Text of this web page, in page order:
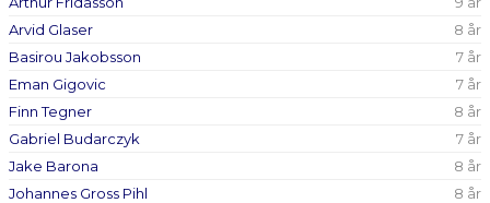
Arvid Glaser
8 år
Basirou Jakobsson
7 år
Eman Gigovic
7 år
Finn Tegner
8 år
Gabriel Budarczyk
7 år
Jake Barona
8 år
Johannes Gross Pihl
8 år